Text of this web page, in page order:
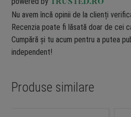
TRUSTED.RO
Nu avem încă opinii de la clienți
Recenzia poate fi lăsată doar de cei
Cumpără și tu acum pentru a putea
independent!
Produse similare